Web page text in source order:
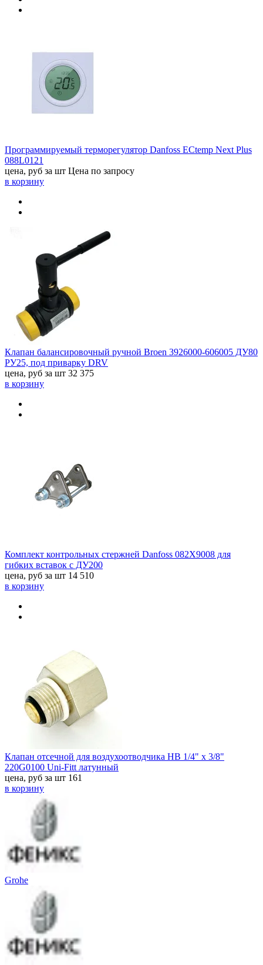
Программируемый терморегулятор Danfoss ECtemp Next Plus
088L0121
цена, руб за шт Цена по запросу
в корзину
Клапан балансировочный ручной Broen 3926000-606005 ДУ80
РУ25, под приварку DRV
цена, руб за шт 32 375
в корзину
Комплект контрольных стержней Danfoss 082X9008 для
гибких вставок с ДУ200
цена, руб за шт 14 510
в корзину
Клапан отсечной для воздухоотводчика НВ 1/4" х 3/8"
220G0100 Uni-Fitt латунный
цена, руб за шт 161
в корзину
Grohe